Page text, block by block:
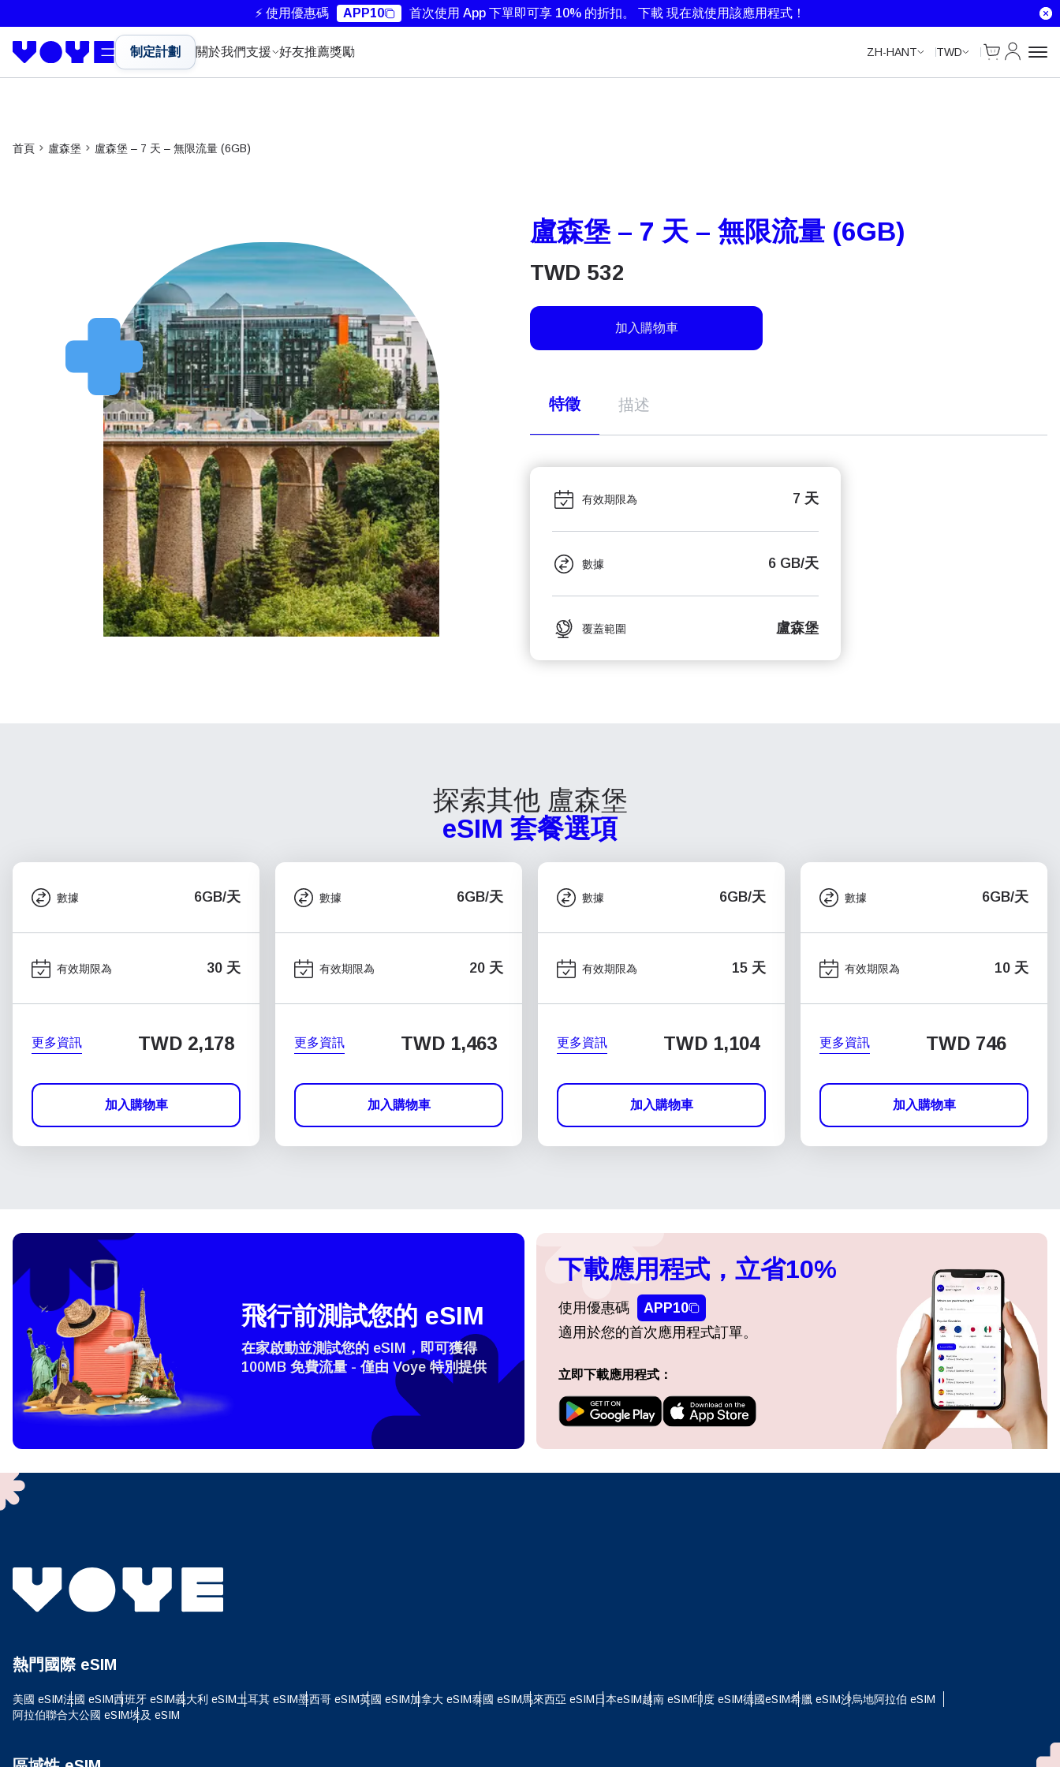
⚡ 使用優惠碼 APP10 首次使用 App 下單即可享 10% 的折扣。 下載 現在就使用該應用程式！
制定計劃 關於我們支援 好友推薦獎勵 ZH-HANT TWD
Cart
我的帳戶
首頁 盧森堡 盧森堡 – 7 天 – 無限流量 (6GB)
盧森堡 – 7 天 – 無限流量 (6GB)
TWD 532
加入購物車
特徵 描述
有效期限為 7 天
數據 6 GB/天
覆蓋範圍 盧森堡
探索其他 盧森堡
eSIM 套餐選項
數據 6GB/天
有效期限為 30 天
更多資訊 TWD 2,178
加入購物車
數據 6GB/天
有效期限為 20 天
更多資訊 TWD 1,463
加入購物車
數據 6GB/天
有效期限為 15 天
更多資訊 TWD 1,104
加入購物車
數據 6GB/天
有效期限為 10 天
更多資訊 TWD 746
加入購物車
How do I get my eSim?
To get your eSIM, start by checking if your device supports eSIM
They will provide you with a QR code or activation details that you can scan
飛行前測試您的 eSIM
在家啟動並測試您的 eSIM，即可獲得
100MB 免費流量 - 僅由 Voye 特別提供
下載應用程式，立省10%
使用優惠碼
APP10
適用於您的首次應用程式訂單。
立即下載應用程式：
熱門國際 eSIM
美國 eSIM法國 eSIM西班牙 eSIM義大利 eSIM土耳其 eSIM墨西哥 eSIM英國 eSIM加拿大 eSIM泰國 eSIM馬來西亞 eSIM日本eSIM越南 eSIM印度 eSIM德國eSIM希臘 eSIM沙烏地阿拉伯 eSIM
阿拉伯聯合大公國 eSIM埃及 eSIM
選擇語言： 登入或註冊